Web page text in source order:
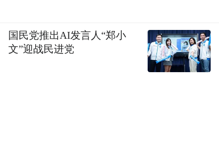
国民党推出AI发言人“郑小
文”迎战民进党